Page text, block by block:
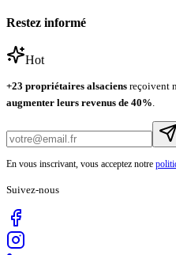
Restez informé
Hot
+23 propriétaires alsaciens reçoivent
augmenter leurs revenus de 40%
En vous inscrivant, vous acceptez notre
Suivez-nous